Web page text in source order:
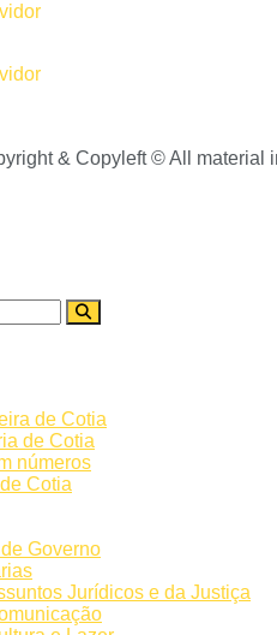
& Copyleft © All material
de Cotia
de Cotia
números
Cotia
Governo
Jurídicos e da Justiça